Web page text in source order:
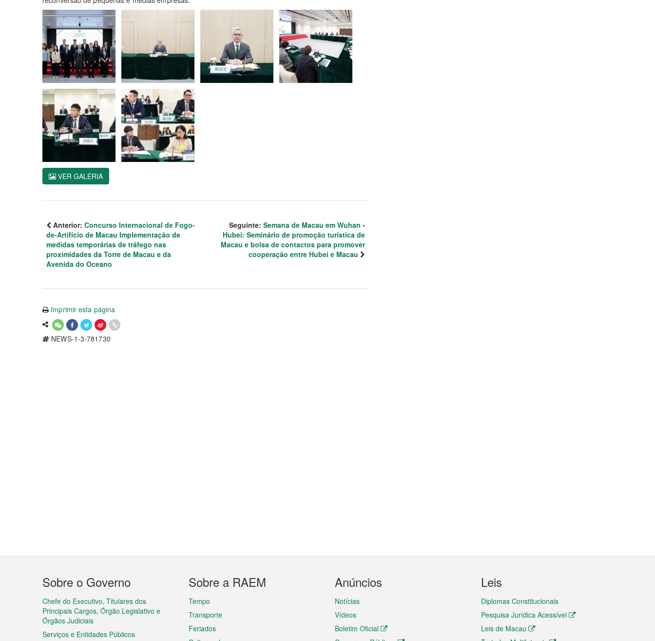
VER GALERIA
Anterior: Concurso Internacional de Fogo-
de-Artifício de Macau Implementação de
medidas temporárias de tráfego nas
proximidades da Torre de Macau e da
Avenida do Oceano
Seguinte: Semana de Macau em Wuhan •
Hubei: Seminário de promoção turística de
Macau e bolsa de contactos para promover
cooperação entre Hubei e Macau
Imprimir esta página
NEWS-1-3-781730
Menu
do
rodapé
Sobre o Governo
Chefe do Executivo, Titulares dos
Principais Cargos, Órgão Legislativo e
Órgãos Judiciais
Serviços e Entidades Públicos
Sobre a RAEM
Tempo
Transporte
Feriados
Anúncios
Notícias
Vídeos
Boletim Oficial
Leis
Diplomas Constitucionais
Pesquisa Jurídica Acessível
Leis de Macau